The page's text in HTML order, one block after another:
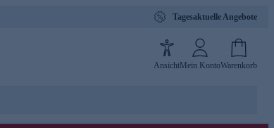
Tagesaktuelle Angebote
AnsichtMein KontoWarenkorb